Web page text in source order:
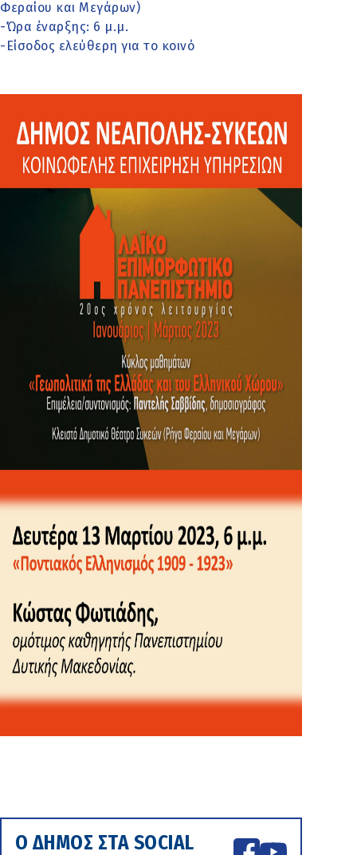
Φεραίου και Μεγάρων)
-Ώρα έναρξης: 6 μ.μ.
-Είσοδος ελεύθερη για το κοινό
Ο ΔΗΜΟΣ ΣΤΑ SOCIAL